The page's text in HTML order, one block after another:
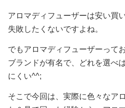
アロマディフューザーは安い買
失敗したくないですよね。
でもアロマディフューザーって
ブランドが有名で、どれを選べ
にくい^^;
そこで今回は、実際に色々なア